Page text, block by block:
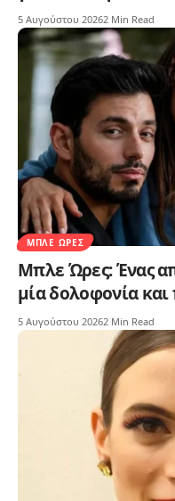
5 Αυγούστου 20262 Min Read
ΜΠΛΕ ΏΡΕΣ
Μπλε Ώρες: Ένας
μία δολοφονία
5 Αυγούστου 20262 Min Read